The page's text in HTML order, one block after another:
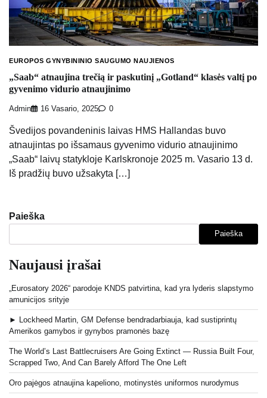
EUROPOS GYNYBININIO SAUGUMO NAUJIENOS
„Saab“ atnaujina trečią ir paskutinį „Gotland“ klasės valtį po
gyvenimo vidurio atnaujinimo
Admin 16 Vasario, 2025 0
Švedijos povandeninis laivas HMS Hallandas buvo
atnaujintas po išsamaus gyvenimo vidurio atnaujinimo
„Saab“ laivų statykloje Karlskronoje 2025 m. Vasario 13 d.
Iš pradžių buvo užsakyta […]
Paieška
Paieška
Naujausi įrašai
„Eurosatory 2026“ parodoje KNDS patvirtina, kad yra lyderis slapstymo
amunicijos srityje
► Lockheed Martin, GM Defense bendradarbiauja, kad sustiprintų
Amerikos gamybos ir gynybos pramonės bazę
The World’s Last Battlecruisers Are Going Extinct — Russia Built Four,
Scrapped Two, And Can Barely Afford The One Left
Oro pajėgos atnaujina kapeliono, motinystės uniformos nurodymus